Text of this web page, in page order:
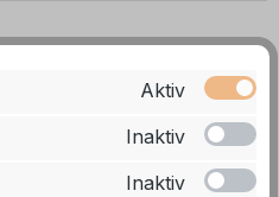
den gewünschten
Zum Merkzettel hinzufügen
Aktiv
Inaktiv
Inaktiv